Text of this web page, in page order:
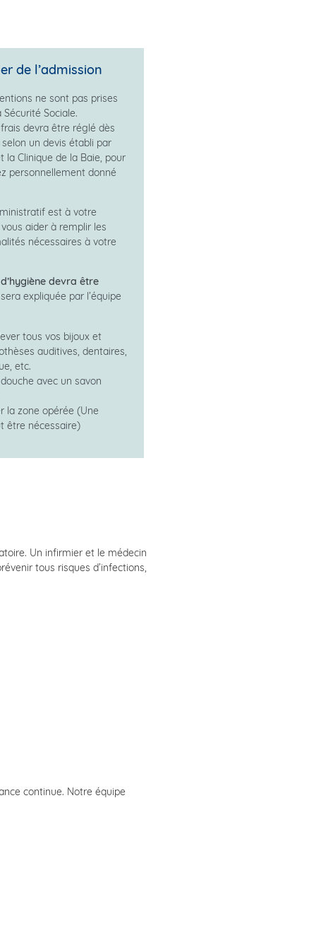
de l’admission
ne sont pas prises
Sociale.
frais devra être réglé dès
un devis établi par
la Clinique de la Baie, pour
personnellement donné
est à votre
aider à remplir les
nécessaires à votre
devra être
expliquée par l’équipe
tous vos bijoux et
auditives, dentaires,
etc.
avec un savon
la zone opérée (Une
être nécessaire)
Un infirmier et le médecin
tous risques d’infections,
continue. Notre équipe